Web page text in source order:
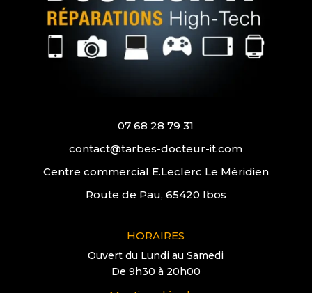
07 68 28 79 31
contact@tarbes-docteur-it.com
Centre commercial E.Leclerc Le Méridien
Route de Pau, 65420 Ibos
HORAIRES
Ouvert du Lundi au Samedi
De 9h30 à 20h00